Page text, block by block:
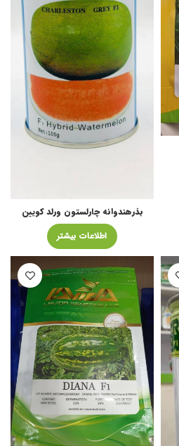
بذرهندوانه چارلستون ورلد کویین
اطلاعات بیشتر